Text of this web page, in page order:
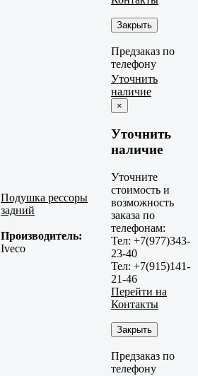
Закрыть
Предзаказ по
телефону
Подушка рессоры
задний
Производитель:
Iveco
Уточнить
наличие
×
Уточнить
наличие
Уточните
стоимость и
возможность
заказа по
телефонам:
Тел: +7(977)343-
23-40
Тел: +7(915)141-
21-46
Перейти на
Контакты
Закрыть
Предзаказ по
телефону